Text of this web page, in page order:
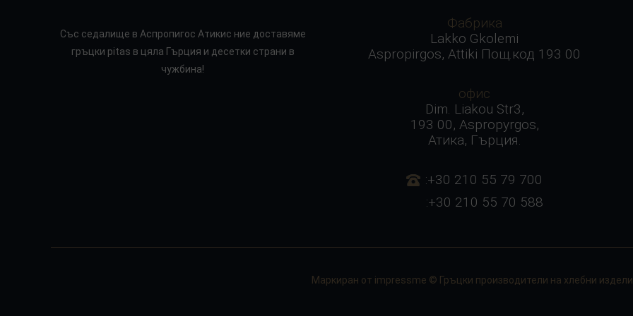
Със седалище в Аспропигос Атикис ние доставяме
гръцки pitas в цяла Гърция и десетки страни в
чужбина!
Фабрика
Lakko Gkolemi
Aspropirgos, Attiki Пощ.код 193 00
офис
Dim. Liakou Str3,
193 00, Aspropyrgos,
Атика, Гърция.
:+30 210 55 79 700
:+30 210 55 70 588
Маркиран от impressme © Гръцки производители на хлебни